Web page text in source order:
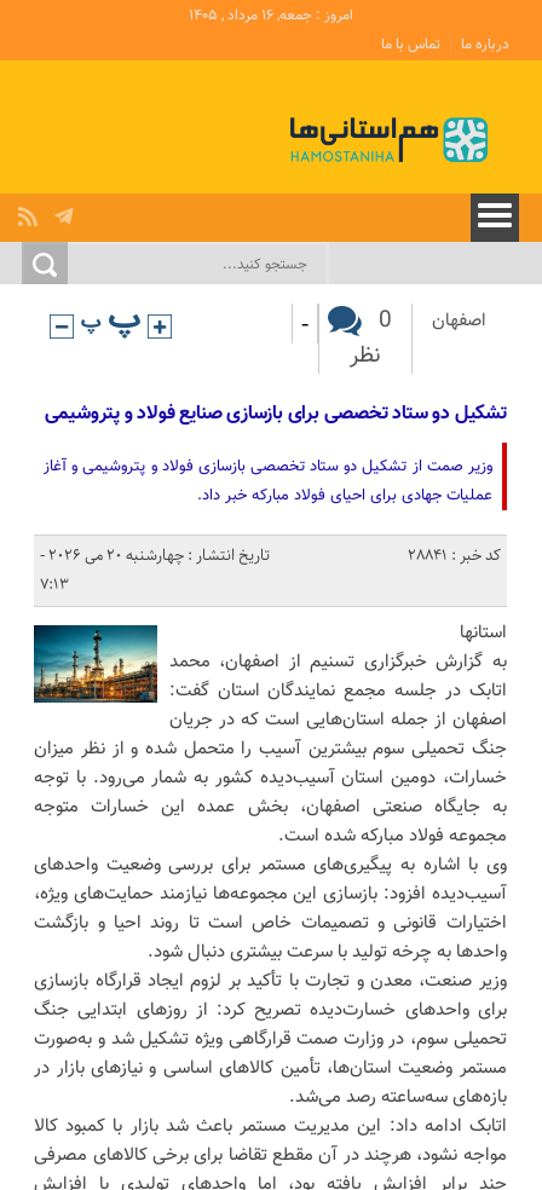
امروز : جمعه, ۱۶ مرداد , ۱۴۰۵
درباره ما
تماس با ما
اصفهان
0
نظر
-
تشکیل دو ستاد تخصصی برای بازسازی صنایع فولاد و پتروشیمی
وزیر صمت از تشکیل دو ستاد تخصصی بازسازی فولاد و پتروشیمی و آغاز
عملیات جهادی برای احیای فولاد مبارکه خبر داد.
کد خبر : 28841
تاریخ انتشار : چهارشنبه 20 می 2026 -
7:13
استانها
به گزارش خبرگزاری تسنیم از اصفهان، محمد
اتابک در جلسه مجمع نمایندگان استان گفت:
اصفهان از جمله استان‌هایی است که در جریان
جنگ تحمیلی سوم بیشترین آسیب را متحمل شده و از نظر میزان
خسارات، دومین استان آسیب‌دیده کشور به شمار می‌رود. با توجه
به جایگاه صنعتی اصفهان، بخش عمده این خسارات متوجه
مجموعه فولاد مبارکه شده است.
وی با اشاره به پیگیری‌های مستمر برای بررسی وضعیت واحدهای
آسیب‌دیده افزود: بازسازی این مجموعه‌ها نیازمند حمایت‌های ویژه،
اختیارات قانونی و تصمیمات خاص است تا روند احیا و بازگشت
واحدها به چرخه تولید با سرعت بیشتری دنبال شود.
وزیر صنعت، معدن و تجارت با تأکید بر لزوم ایجاد قرارگاه بازسازی
برای واحدهای خسارت‌دیده تصریح کرد: از روزهای ابتدایی جنگ
تحمیلی سوم، در وزارت صمت قرارگاهی ویژه تشکیل شد و به‌صورت
مستمر وضعیت استان‌ها، تأمین کالاهای اساسی و نیازهای بازار در
بازه‌های سه‌ساعته رصد می‌شد.
اتابک ادامه داد: این مدیریت مستمر باعث شد بازار با کمبود کالا
مواجه نشود، هرچند در آن مقطع تقاضا برای برخی کالاهای مصرفی